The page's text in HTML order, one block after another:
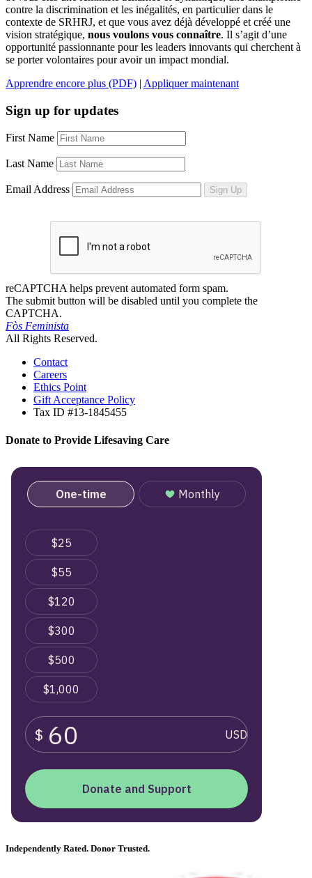
contre la discrimination et les inégalités, en particulier dans le
contexte de SRHRJ, et que vous avez déjà développé et créé une
vision stratégique, nous voulons vous connaître. Il s’agit d’une
opportunité passionnante pour les leaders innovants qui cherchent à
se porter volontaires pour avoir un impact mondial.
Apprendre encore plus (PDF) | Appliquer maintenant
Sign up for updates
First Name
Last Name
Email Address Sign Up
reCAPTCHA helps prevent automated form spam.
The submit button will be disabled until you complete the
CAPTCHA.
Fòs Feminista
All Rights Reserved.
Contact
Careers
Ethics Point
Gift Acceptance Policy
Tax ID #13-1845455
Donate to Provide Lifesaving Care
Independently Rated. Donor Trusted.